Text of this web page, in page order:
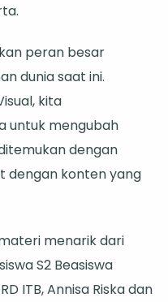
peran besar
dunia saat ini.
kita
untuk mengubah
dengan
dengan konten yang
menarik dari
S2 Beasiswa
ITB, Annisa Riska dan